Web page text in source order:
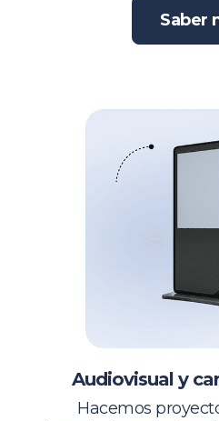
Saber
Audiovisual y
Hacemos